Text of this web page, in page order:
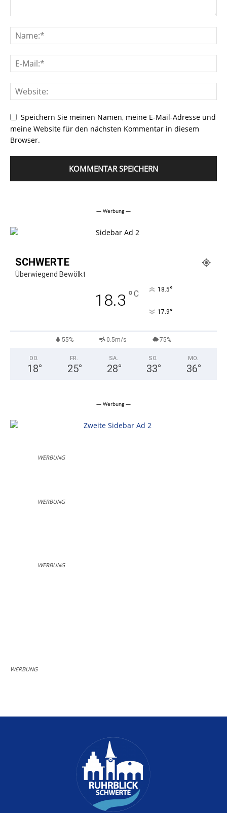
Speichern Sie meinen Namen, meine E-Mail-Adresse und
meine Website für den nächsten Kommentar in diesem
Browser.
— Werbung —
SCHWERTE
Überwiegend Bewölkt
18.3 °C 18.5°
17.9°
55% 0.5m/s 75%
DO.
18°
FR.
25°
SA.
28°
SO.
33°
MO.
36°
— Werbung —
WERBUNG
WERBUNG
WERBUNG
WERBUNG